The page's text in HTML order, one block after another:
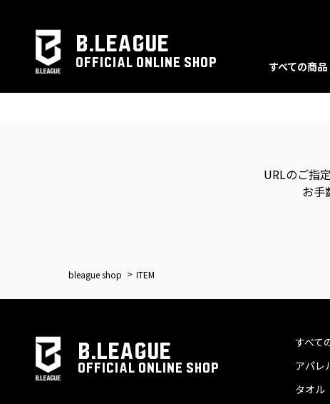
B.LEAGUE
OFFICIAL ONLINE SHOP すべての商品
URLのご指
お手
bleague shop ITEM
B.LEAGUE
OFFICIAL ONLINE SHOP
すべて
アパレ
タオル